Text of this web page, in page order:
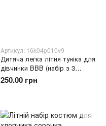
Артикул: 16k04p010v9
Дитяча легка літня туніка для
дівчинки BBB (набір з 3
одиниць випадкова модель та
колір) 158 розмір (BOT)
250.00 грн